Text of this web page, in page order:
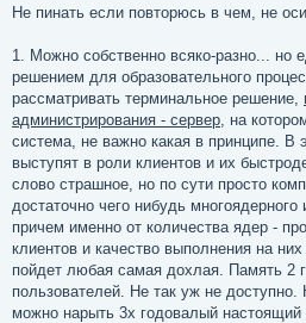
о
е
и
е
Не пинать если повторюсь в чем, не
1. Можно собственно всяко-разно... но
решением для образовательного
рассматривать терминальное решение,
администрирования - сервер , на
система, не важно какая в принципе. В
выступят в роли клиентов и их
слово страшное, но по сути просто
достаточно чего нибудь многоядерного
причем именно от количества ядер -
клиентов и качество выполнения на
пойдет любая самая дохлая. Память 2
пользователей. Не так уж не
можно нарыть 3х годовалый настоящий